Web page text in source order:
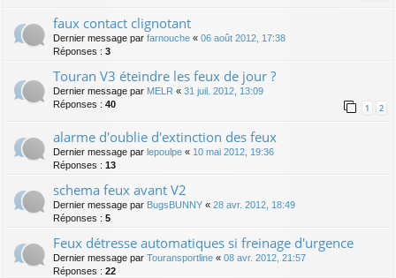
faux contact clignotant
Dernier message par farnouche « 06 août 2012, 17:38
Réponses : 3
Touran V3 éteindre les feux de jour ?
Dernier message par MELR « 31 juil. 2012, 13:09
Réponses : 40 1 2
alarme d'oublie d'extinction des feux
Dernier message par lepoulpe « 10 mai 2012, 19:36
Réponses : 13
schema feux avant V2
Dernier message par BugsBUNNY « 28 avr. 2012, 18:49
Réponses : 5
Feux détresse automatiques si freinage d'urgence
Dernier message par Touransportline « 08 avr. 2012, 21:57
Réponses : 22